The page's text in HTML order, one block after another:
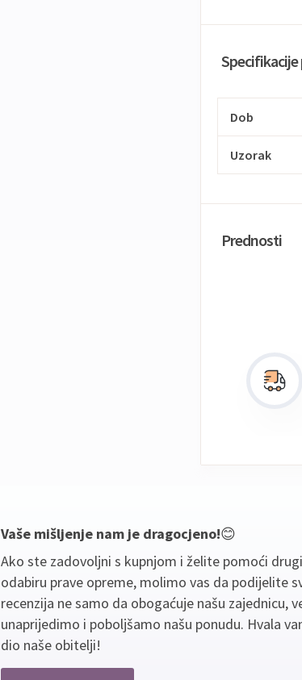
Dob
Uzorak
Prednosti
Vaše mišljenje nam je dragocjeno!😊
Ako ste zadovoljni s kupnjom i želite pomoći
odabiru prave opreme, molimo vas da podijelite
recenzija ne samo da obogaćuje našu zajednicu,
unaprijedimo i poboljšamo našu ponudu. Hvala
dio naše obitelji!